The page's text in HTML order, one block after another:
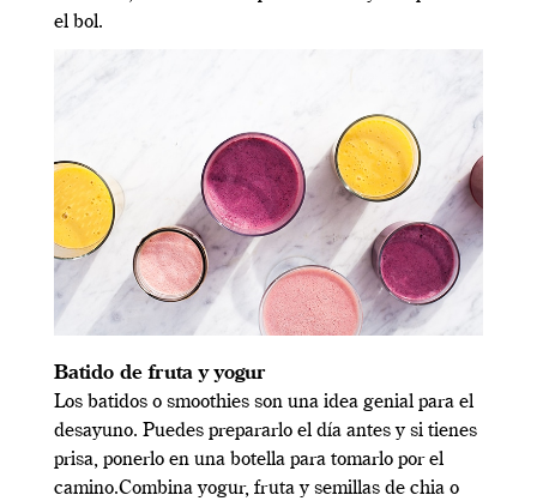
el bol.
Batido de fruta y yogur
Los batidos o smoothies son una idea genial para el
desayuno. Puedes prepararlo el día antes y si tienes
prisa, ponerlo en una botella para tomarlo por el
camino.Combina yogur, fruta y semillas de chia o